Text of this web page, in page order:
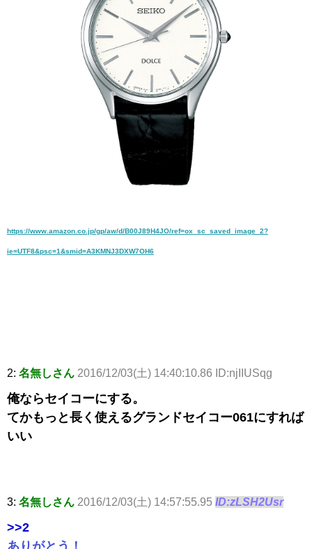
https://www.amazon.co.jp/gp/aw/d/B00J89H4JO/ref=ox_sc_saved_image_2?
ie=UTF8&psc=1&smid=A3KMNJ3DXW7OH6
2: 名無しさん 2016/12/03(土) 14:40:10.86 ID:njIIUSqg
俺ならセイコーにする。
てかもっと長く使えるグランドセイコー061にすれば
いい
3: 名無しさん 2016/12/03(土) 14:57:55.95 ID:zLSH2Usr
>>2